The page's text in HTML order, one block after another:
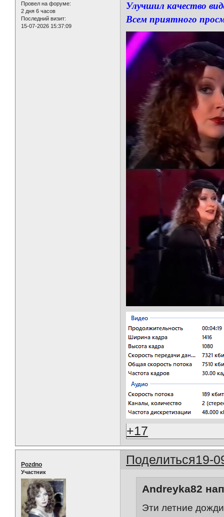
Провел на форуме:
2 дня 6 часов
Последний визит:
15-07-2026 15:37:09
Улучшил качество
Всем приятного
+17
Поделиться19-
Pozdno
Участник
Andreyka82
Эти летние